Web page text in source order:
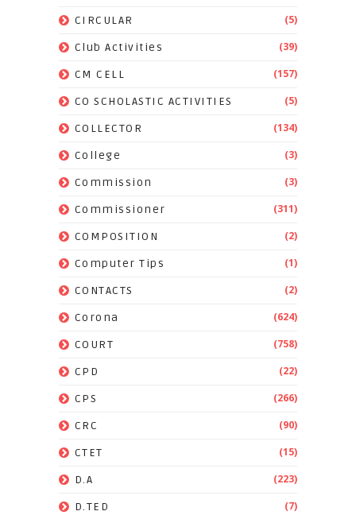
CIRCULAR
(5)
Club Activities (39)
CM CELL (157)
CO SCHOLASTIC ACTIVITIES (5)
COLLECTOR (134)
College (3)
Commission (3)
Commissioner (311)
COMPOSITION (2)
Computer Tips (1)
CONTACTS (2)
Corona (624)
COURT (758)
CPD (22)
CPS (266)
CRC (90)
CTET (15)
D.A (223)
D.TED (7)